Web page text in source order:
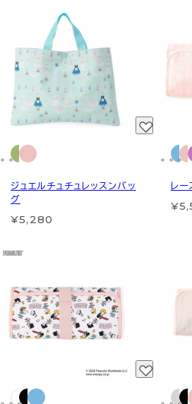
ジュエルチュチュレッスンバッ
グ
¥5,280
レ